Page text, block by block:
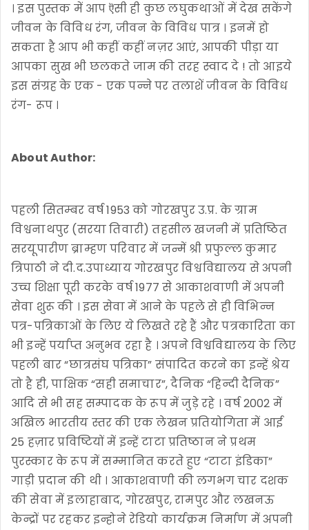
। इस पुस्तक में आप ऎसी ही कुछ लघुकथाओं में देख सकेंगे
जीवन के विविध रंग, जीवन के विविध पात्र । इनमें हो
सकता है आप भी कहीं कहीं नज़र आएं, आपकी पीड़ा या
आपका सुख भी छलकते जाम की तरह स्वाद दे ! तो आइये
इस संग्रह के एक - एक पन्ने पर तलाशें जीवन के विविध
रंग- रूप ।
About Author:
पहली सितम्बर वर्ष 1953 को गोरखपुर उ.प्र. के ग्राम
विश्वनाथपुर (सरया तिवारी) तहसील खजनी में प्रतिष्ठित
सरयूपारीण ब्राम्हण परिवार में जन्में श्री प्रफुल्ल कुमार
त्रिपाठी ने दी.द.उपाध्याय गोरखपुर विश्वविद्यालय से अपनी
उच्च शिक्षा पूरी करके वर्ष 1977 से आकाशवाणी में अपनी
सेवा शुरू की । इस सेवा में आने के पहले से ही विभिन्न
पत्र-पत्रिकाओं के लिए ये लिखते रहे हैं और पत्रकारिता का
भी इन्हें पर्याप्त अनुभव रहा है । अपने विश्वविद्यालय के लिए
पहली बार “छात्रसंघ पत्रिका” संपादित करने का इन्हें श्रेय
तो है ही, पाक्षिक “सही समाचार”, दैनिक “हिन्दी दैनिक”
आदि से भी सह सम्पादक के रूप में जुड़े रहे । वर्ष 2002 में
अखिल भारतीय स्तर की एक लेखन प्रतियोगिता में आई
25 हज़ार प्रविष्टियों में इन्हें टाटा प्रतिष्ठान ने प्रथम
पुरस्कार के रूप में सम्मानित करते हुए “टाटा इंडिका”
गाड़ी प्रदान की थी । आकाशवाणी की लगभग चार दशक
की सेवा में इलाहाबाद, गोरखपुर, रामपुर और लखनऊ
केन्द्रों पर रहकर इन्होने रेडियो कार्यक्रम निर्माण में अपनी